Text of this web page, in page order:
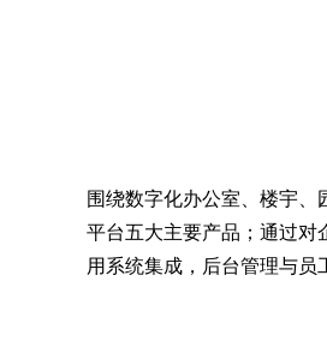
围绕数字化办公室、楼宇
平台五大主要产品；通过对
用系统集成，后台管理与员